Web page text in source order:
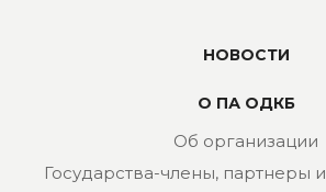
НОВОСТИ
О ПА ОДКБ
Об организации
Государства-члены, партнеры